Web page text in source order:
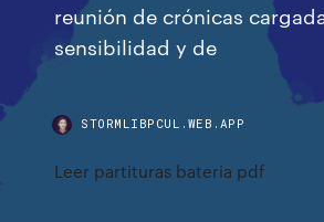
reunión de crónicas
sensibilidad y de
STORMLIBPCUL.WEB.APP
Leer partituras bateria pdf